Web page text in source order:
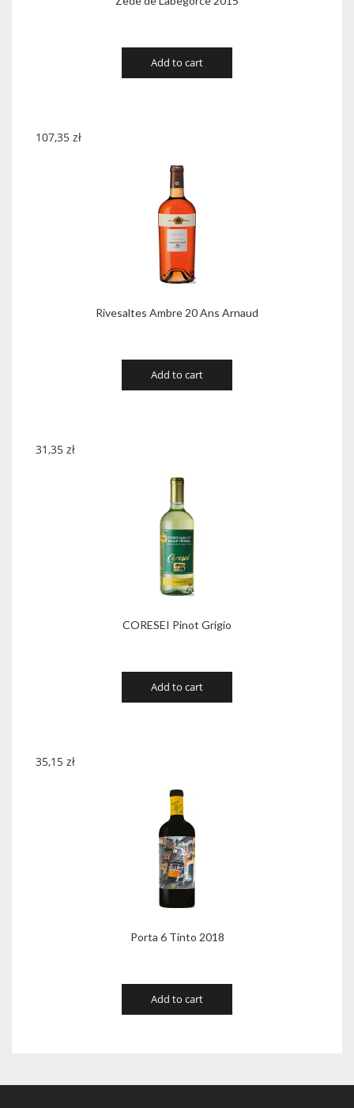
Add to cart
Rivesaltes Ambre 20 Ans Arnaud
107,35 zł
Add to cart
CORESEI Pinot Grigio
31,35 zł
Add to cart
Porta 6 Tinto 2018
35,15 zł
Add to cart